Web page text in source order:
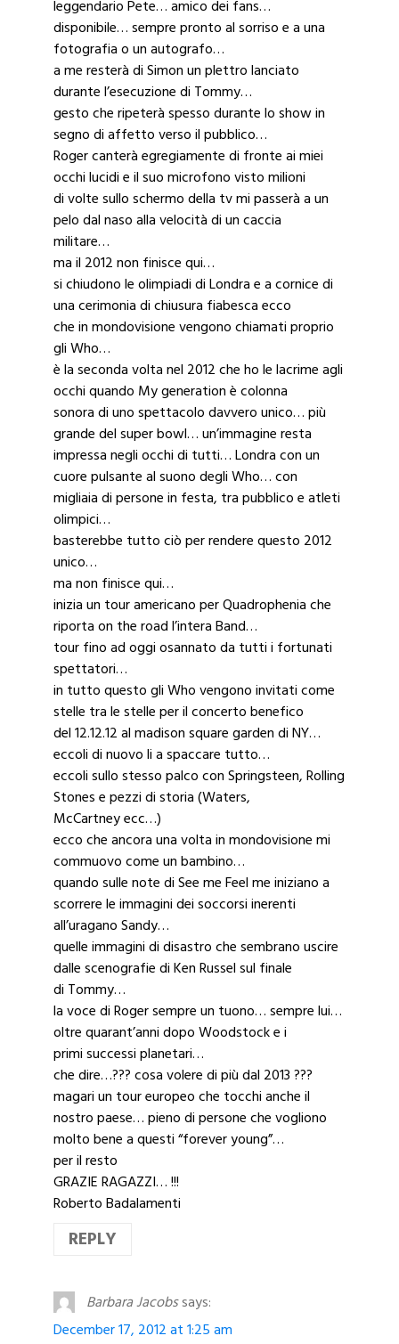
leggendario Pete… amico dei fans…
disponibile… sempre pronto al sorriso e a una
fotografia o un autografo…
a me resterà di Simon un plettro lanciato
durante l’esecuzione di Tommy…
gesto che ripeterà spesso durante lo show in
segno di affetto verso il pubblico…
Roger canterà egregiamente di fronte ai miei
occhi lucidi e il suo microfono visto milioni
di volte sullo schermo della tv mi passerà a un
pelo dal naso alla velocità di un caccia
militare…
ma il 2012 non finisce qui…
si chiudono le olimpiadi di Londra e a cornice di
una cerimonia di chiusura fiabesca ecco
che in mondovisione vengono chiamati proprio
gli Who…
è la seconda volta nel 2012 che ho le lacrime agli
occhi quando My generation è colonna
sonora di uno spettacolo davvero unico… più
grande del super bowl… un’immagine resta
impressa negli occhi di tutti… Londra con un
cuore pulsante al suono degli Who… con
migliaia di persone in festa, tra pubblico e atleti
olimpici…
basterebbe tutto ciò per rendere questo 2012
unico…
ma non finisce qui…
inizia un tour americano per Quadrophenia che
riporta on the road l’intera Band…
tour fino ad oggi osannato da tutti i fortunati
spettatori…
in tutto questo gli Who vengono invitati come
stelle tra le stelle per il concerto benefico
del 12.12.12 al madison square garden di NY…
eccoli di nuovo li a spaccare tutto…
eccoli sullo stesso palco con Springsteen, Rolling
Stones e pezzi di storia (Waters,
McCartney ecc…)
ecco che ancora una volta in mondovisione mi
commuovo come un bambino…
quando sulle note di See me Feel me iniziano a
scorrere le immagini dei soccorsi inerenti
all’uragano Sandy…
quelle immagini di disastro che sembrano uscire
dalle scenografie di Ken Russel sul finale
di Tommy…
la voce di Roger sempre un tuono… sempre lui…
oltre quarant’anni dopo Woodstock e i
primi successi planetari…
che dire…??? cosa volere di più dal 2013 ???
magari un tour europeo che tocchi anche il
nostro paese… pieno di persone che vogliono
molto bene a questi “forever young”…
per il resto
GRAZIE RAGAZZI… !!!
Roberto Badalamenti
REPLY
Barbara Jacobssays:
December 17, 2012 at 1:25 am